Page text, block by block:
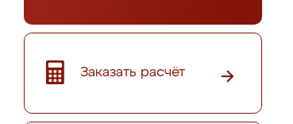
Заказать расчёт